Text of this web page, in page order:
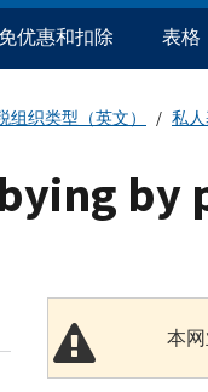
优惠和扣除 表格
组织类型（英文） 私人
本